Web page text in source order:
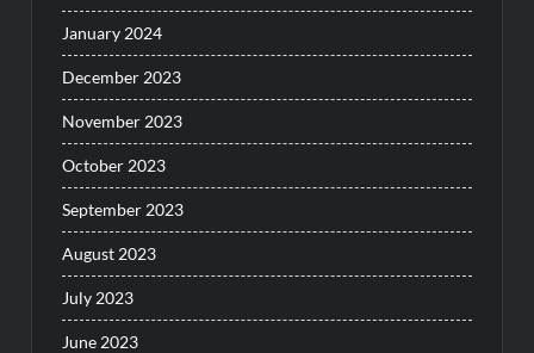
January 2024
December 2023
November 2023
October 2023
September 2023
August 2023
July 2023
June 2023